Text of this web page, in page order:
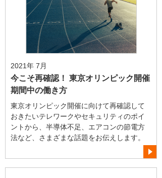
2021年 7月
今こそ再確認！ 東京オリンピック開催
期間中の働き方
東京オリンピック開催に向けて再確認して
おきたいテレワークやセキュリティのポイ
ントから、半導体不足、エアコンの節電方
法など、さまざまな話題をお伝えします。